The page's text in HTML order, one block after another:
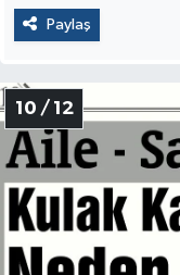
Paylaş
10 / 12